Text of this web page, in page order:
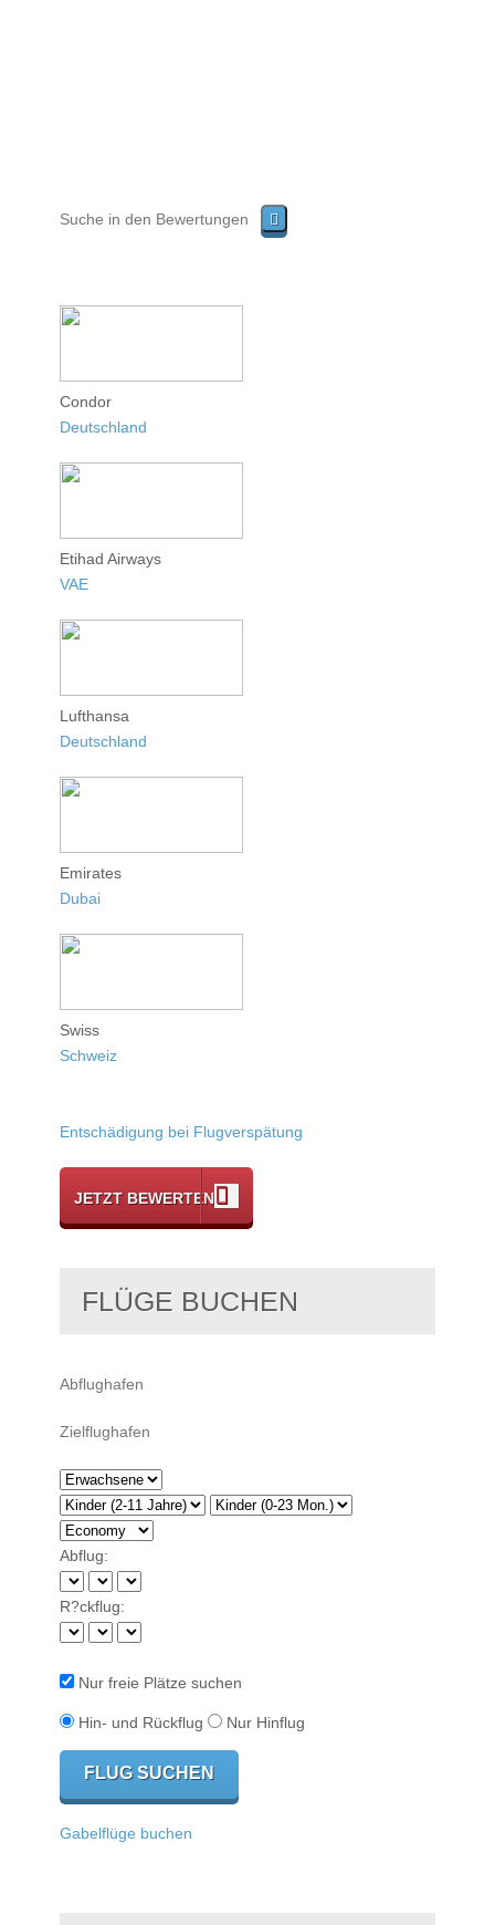
Condor
Deutschland
Etihad Airways
VAE
Lufthansa
Deutschland
Emirates
Dubai
Swiss
Schweiz
Entschädigung bei Flugverspätung
JETZT BEWERTEN
FLÜGE BUCHEN
Abflug:
R?ckflug:
Nur freie Plätze suchen
Hin- und Rückflug Nur Hinflug
Gabelflüge buchen